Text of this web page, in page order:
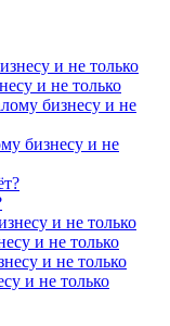
и не только
бизнесу и не
и не только
и не только